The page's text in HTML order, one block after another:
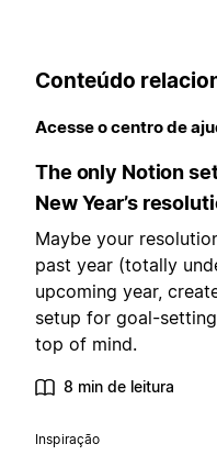
Conteúdo
Acesse o centro de
The only Notion
New Year’s
Maybe your
past year (totally
upcoming year,
setup for goal-
top of mind.
8 min de leitura
Inspiração